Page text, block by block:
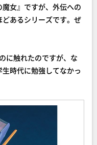
女』ですが、外伝への
あるシリーズです。ぜ
に触れたのですが、な
時代に勉強してなかっ